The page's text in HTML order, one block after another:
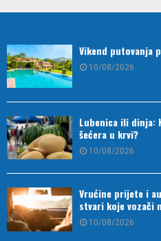
Vikend putovanja
10/08/2026
Lubenica ili dinja:
šećera u krvi?
10/08/2026
Vrućine prijete i
stvari koje vozači
10/08/2026